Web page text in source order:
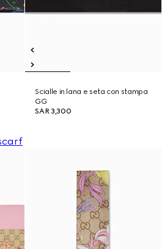
Scialle in lana e seta con stampa
GG
SAR 3,300